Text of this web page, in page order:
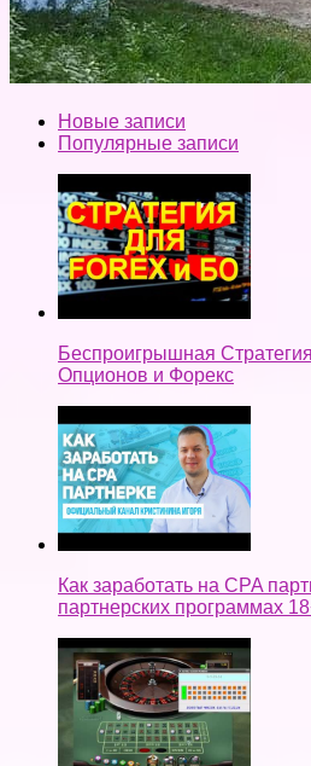
Новые записи
Популярные записи
Беспроигрышная
Опционов и Форекс
Как заработать на CPA
партнерских программах